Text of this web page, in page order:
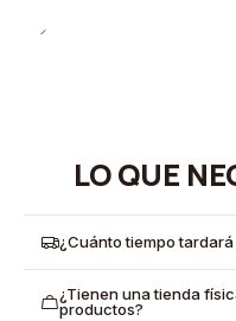
LO QUE
¿Cuánto tiempo
¿Tienen una tienda
productos?